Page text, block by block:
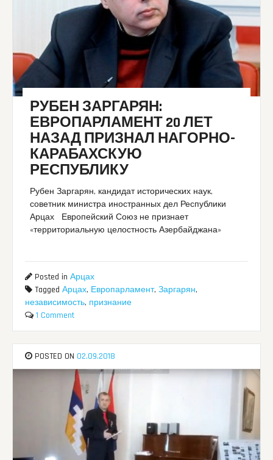
РУБЕН ЗАРГАРЯН:
ЕВРОПАРЛАМЕНТ 20 ЛЕТ
НАЗАД ПРИЗНАЛ НАГОРНО-
КАРАБАХСКУЮ
РЕСПУБЛИКУ
Рубен Заргарян, кандидат исторических наук,
советник министра иностранных дел Республики
Арцах Европейский Союз не признает
«территориальную целостность Азербайджана»
Posted inАрцах
TaggedАрцах, Европарламент,Заргарян,
независимость, признание
1 Comment
POSTED ON 02.09.2018